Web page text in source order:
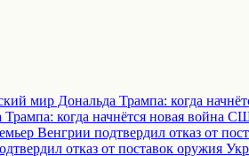
мир Дональда Трампа: когда
Венгрии подтвердил отказ от